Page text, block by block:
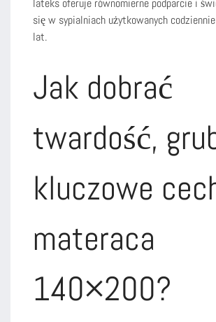
lateks oferuje równomierne podparcie i
się w sypialniach użytkowanych
lat.
Jak dobrać
twardość,
kluczowe
materaca
140×200?